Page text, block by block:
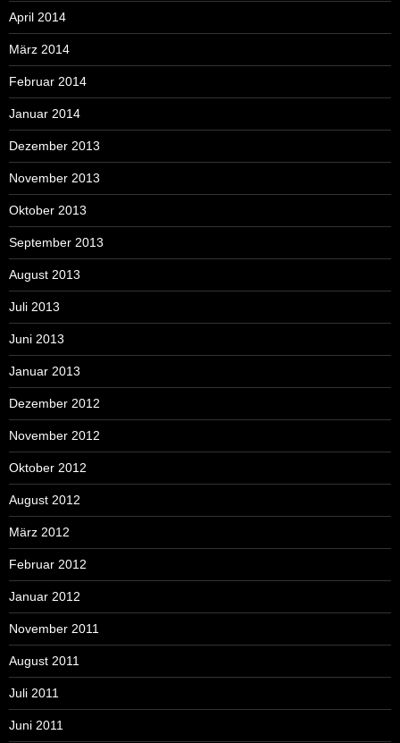
April 2014
März 2014
Februar 2014
Januar 2014
Dezember 2013
November 2013
Oktober 2013
September 2013
August 2013
Juli 2013
Juni 2013
Januar 2013
Dezember 2012
November 2012
Oktober 2012
August 2012
März 2012
Februar 2012
Januar 2012
November 2011
August 2011
Juli 2011
Juni 2011